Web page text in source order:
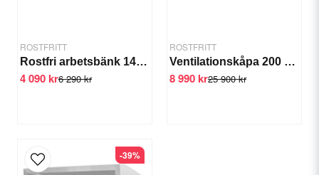
ROSTFRITT
Rostfri arbetsbänk 1400-1800 mm - 1600x700x850 mm 1400x700x850 mm 1600x700x850 mm
6 290 kr
4 090 kr
ROSTFRITT
Ventilationskåpa 200 cm Filter, fettuppsamlare, belysning
25 900 kr
8 990 kr
-39%